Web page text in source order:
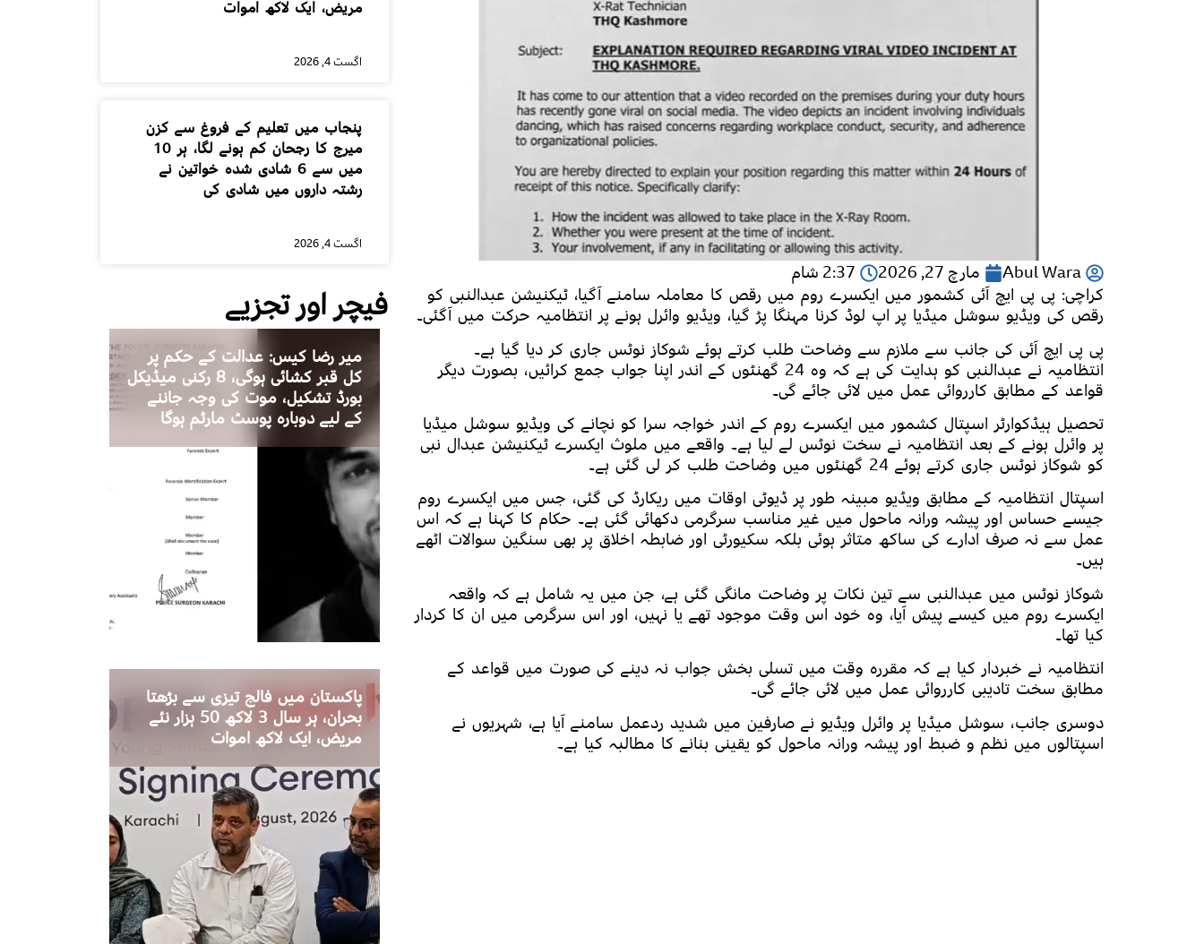
Abul Wara مارچ 27, 2026
2:37 شام
کراچی: پی پی ایچ آئی کشمور میں ایکسرے روم میں رقص کا معاملہ سامنے آگیا، ٹیکنیشن عبدالنبی کو
رقص کی ویڈیو سوشل میڈیا پر اپ لوڈ کرنا مہنگا پڑ گیا، ویڈیو وائرل ہونے پر انتظامیہ حرکت میں آگئی۔
پی پی ایچ آئی کی جانب سے ملازم سے وضاحت طلب کرتے ہوئے شوکاز نوٹس جاری کر دیا گیا ہے۔
انتظامیہ نے عبدالنبی کو ہدایت کی ہے کہ وہ 24 گھنٹوں کے اندر اپنا جواب جمع کرائیں، بصورت دیگر
قواعد کے مطابق کارروائی عمل میں لائی جائے گی۔
تحصیل ہیڈکوارٹر اسپتال کشمور میں ایکسرے روم کے اندر خواجہ سرا کو نچانے کی ویڈیو سوشل میڈیا
پر وائرل ہونے کے بعد انتظامیہ نے سخت نوٹس لے لیا ہے۔ واقعے میں ملوث ایکسرے ٹیکنیشن عبدال نبی
کو شوکاز نوٹس جاری کرتے ہوئے 24 گھنٹوں میں وضاحت طلب کر لی گئی ہے۔
اسپتال انتظامیہ کے مطابق ویڈیو مبینہ طور پر ڈیوٹی اوقات میں ریکارڈ کی گئی، جس میں ایکسرے روم
جیسے حساس اور پیشہ ورانہ ماحول میں غیر مناسب سرگرمی دکھائی گئی ہے۔ حکام کا کہنا ہے کہ اس
عمل سے نہ صرف ادارے کی ساکھ متاثر ہوئی بلکہ سکیورٹی اور ضابطہ اخلاق پر بھی سنگین سوالات اٹھے
ہیں۔
شوکاز نوٹس میں عبدالنبی سے تین نکات پر وضاحت مانگی گئی ہے، جن میں یہ شامل ہے کہ واقعہ
ایکسرے روم میں کیسے پیش آیا، وہ خود اس وقت موجود تھے یا نہیں، اور اس سرگرمی میں ان کا کردار
کیا تھا۔
انتظامیہ نے خبردار کیا ہے کہ مقررہ وقت میں تسلی بخش جواب نہ دینے کی صورت میں قواعد کے
مطابق سخت تادیبی کارروائی عمل میں لائی جائے گی۔
دوسری جانب، سوشل میڈیا پر وائرل ویڈیو نے صارفین میں شدید ردعمل سامنے آیا ہے، شہریوں نے
اسپتالوں میں نظم و ضبط اور پیشہ ورانہ ماحول کو یقینی بنانے کا مطالبہ کیا ہے۔
مریض، ایک لاکھ اموات
اگست 4, 2026
پنجاب میں تعلیم کے فروغ سے کزن
میرج کا رجحان کم ہونے لگا، ہر 10
میں سے 6 شادی شدہ خواتین نے
رشتہ داروں میں شادی کی
اگست 4, 2026
فیچر اور تجزیے
میر رضا کیس: عدالت کے حکم پر
کل قبر کشائی ہوگی، 8 رکنی میڈیکل
بورڈ تشکیل، موت کی وجہ جاننے
کے لیے دوبارہ پوسٹ مارٹم ہوگا
پاکستان میں فالج تیزی سے بڑھتا
بحران، ہر سال 3 لاکھ 50 ہزار نئے
مریض، ایک لاکھ اموات